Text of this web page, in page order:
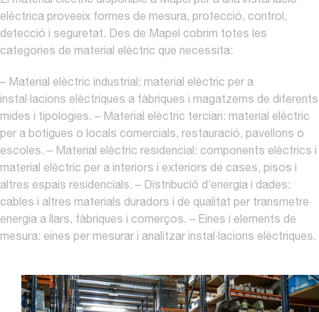
elèctrica proveeix formes de mesura, protecció, control,
detecció i seguretat. Des de Mapel cobrim totes les
categories de material elèctric que necessita:
– Material elèctric industrial: material elèctric per a
instal·lacions elèctriques a fàbriques i magatzems de diferents
mides i tipologies. – Material elèctric terciari: material elèctric
per a botigues o locals comercials, restauració, pavellons o
escoles. – Material elèctric residencial: components elèctrics i
material elèctric per a interiors i exteriors de cases, pisos i
altres espais residencials. – Distribució d’energia i dades:
cables i altres materials duradors i de qualitat per transmetre
energia a llars, fàbriques i comerços. – Eines i elements de
mesura: eines per mesurar i analitzar instal·lacions elèctriques.